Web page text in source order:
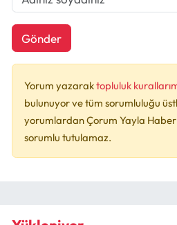
Gönder
Yorum yazaraktopluluk
bulunuyor ve tüm sorumluluğu
yorumlardan Çorum Yayla
sorumlu tutulamaz.